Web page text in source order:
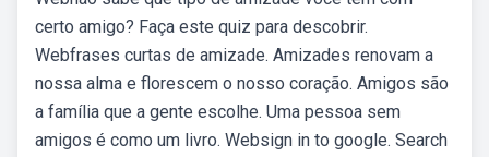
certo amigo? Faça este quiz para descobrir.
Webfrases curtas de amizade. Amizades renovam a
nossa alma e florescem o nosso coração. Amigos são
a família que a gente escolhe. Uma pessoa sem
amigos é como um livro. Websign in to google. Search